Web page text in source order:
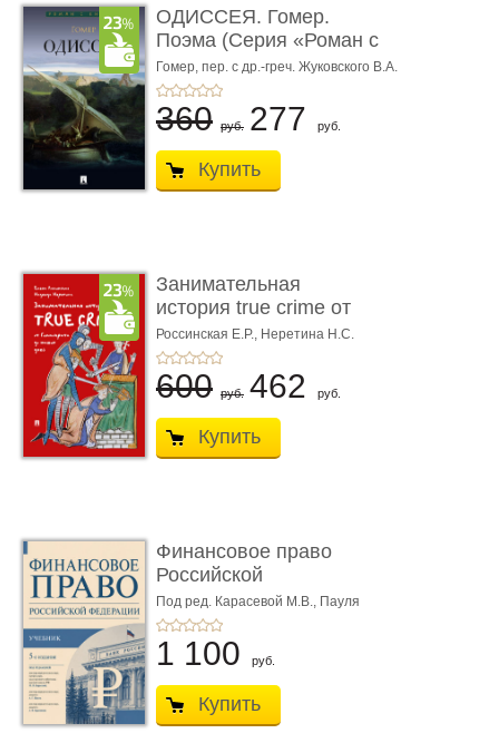
ОДИССЕЯ. Гомер.
Поэма (Серия «Роман с
книгой»)
Гомер, пер. с др.-греч. Жуковского В.А.
360 руб. 277 руб.
Купить
Занимательная
история true crime от
Гиппократа до � ...
Россинская Е.Р., Неретина Н.С.
600 руб. 462 руб.
Купить
Финансовое право
Российской
Федерации. 5-е изд�
...
Под ред. Карасевой М.В., Пауля
А.Г., Красюкова А.В.
1 100 руб.
Купить